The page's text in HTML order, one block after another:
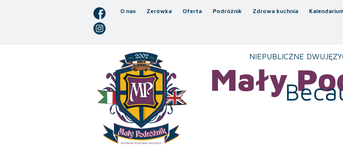
O nas Zerówka Oferta Podróżnik Zdrowa kuchnia
NIEPUBLICZNE
Mały